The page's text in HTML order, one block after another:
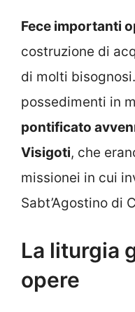
Fece importanti
costruzione di
di molti
possedimenti in
pontificato
Visigoti, che
missionei in cui
Sabt’Agostino di
La liturgia
opere